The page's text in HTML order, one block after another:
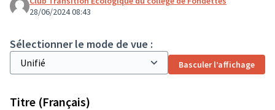
28/06/2024 08:43
Sélectionner le mode de vue :
Basculer l’affichage
Titre (Français)